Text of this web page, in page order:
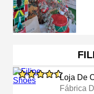
Loja De
Fábrica